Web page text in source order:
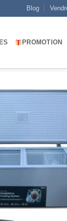
Blog
PROMOTION
À